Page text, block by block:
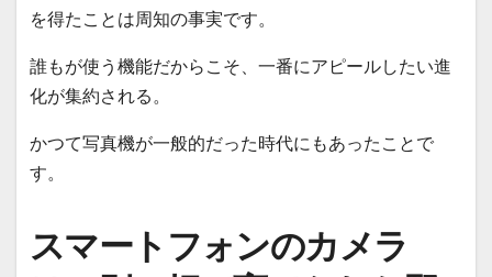
を得たことは周知の事実です。
誰もが使う機能だからこそ、一番にアピールしたい進
化が集約される。
かつて写真機が一般的だった時代にもあったことで
す。
スマートフォンのカメラ